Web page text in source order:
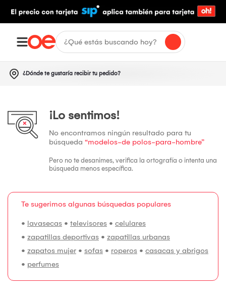
¿Dónde te gustaría recibir tu pedido?
¡Lo sentimos!
No encontramos ningún resultado para tu
búsqueda “modelos-de polos-para-hombre”
Pero no te desanimes, verifica la ortografía o intenta una
búsqueda menos específica.
Te sugerimos algunas búsquedas populares
• lavasecas • televisores • celulares
• zapatillas deportivas • zapatillas urbanas
• zapatos mujer • sofas • roperos • casacas y abrigos
• perfumes